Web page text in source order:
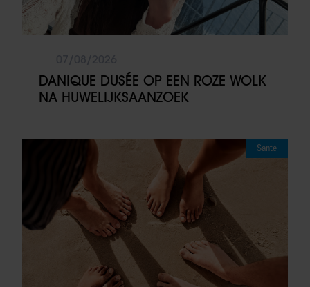
DANIQUE DUSÉE OP EEN ROZE WOLK
NA HUWELIJKSAANZOEK
Sante